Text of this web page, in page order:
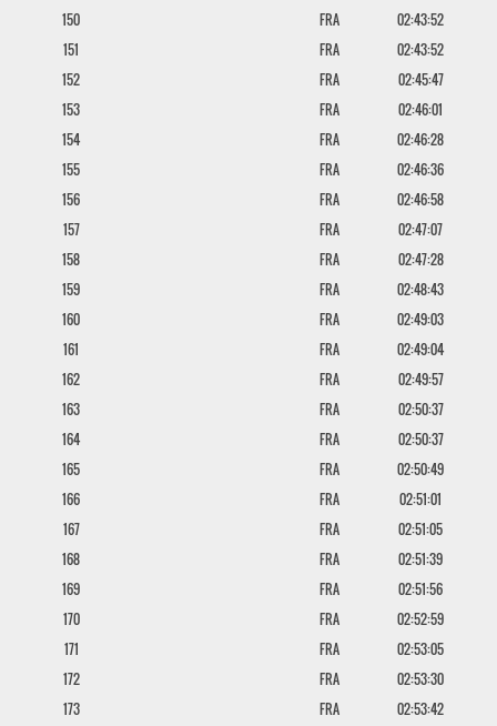
150
FRA
02:43:52
151
FRA
02:43:52
152
FRA
02:45:47
153
FRA
02:46:01
154
FRA
02:46:28
155
FRA
02:46:36
156
FRA
02:46:58
157
FRA
02:47:07
158
FRA
02:47:28
159
FRA
02:48:43
160
FRA
02:49:03
161
FRA
02:49:04
162
FRA
02:49:57
163
FRA
02:50:37
164
FRA
02:50:37
165
FRA
02:50:49
166
FRA
02:51:01
167
FRA
02:51:05
168
FRA
02:51:39
169
FRA
02:51:56
170
FRA
02:52:59
171
FRA
02:53:05
172
FRA
02:53:30
173
FRA
02:53:42